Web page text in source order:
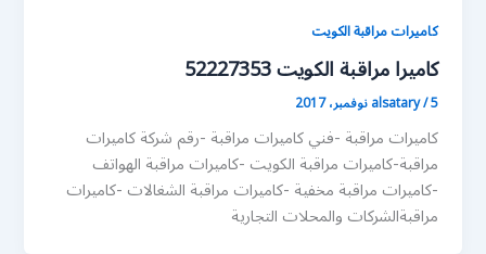
كاميرات مراقبة الكويت
كاميرا مراقبة الكويت 52227353
alsatary/5 نوفمبر، 2017
كاميرات مراقبة -فني كاميرات مراقبة -رقم شركة كاميرات
مراقبة-كاميرات مراقبة الكويت -كاميرات مراقبة الهواتف
-كاميرات مراقبة مخفية -كاميرات مراقبة الشغالات -كاميرات
مراقبةالشركات والمحلات التجارية